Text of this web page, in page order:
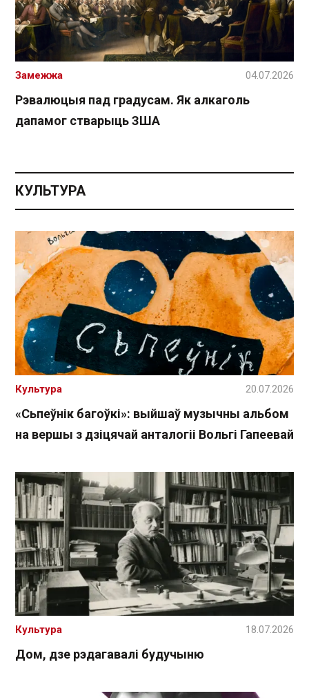
Рэвалюцыя пад градусам. Як алкаголь
дапамог стварыць ЗША
Замежжа 04.07.2026
КУЛЬТУРА
«Сьпеўнік багоўкі»: выйшаў музычны альбом
на вершы з дзіцячай анталогіі Вольгі Гапеевай
Культура 20.07.2026
Дом, дзе рэдагавалі будучыню
Культура 18.07.2026